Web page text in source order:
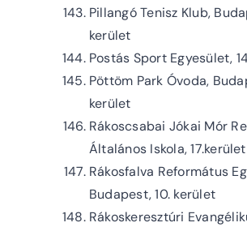
Pillangó Tenisz Klub,
kerület
Postás Sport Egyesület,
Pöttöm Park Óvoda,
kerület
Rákoscsabai Jókai Mór
Általános Iskola, 17.kerület
Rákosfalva Református
Budapest, 10. kerület
Rákoskeresztúri